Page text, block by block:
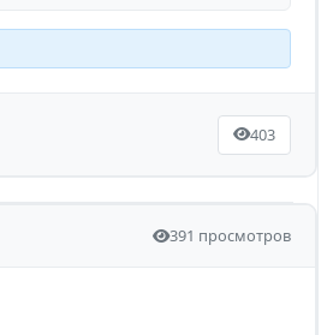
403
391 просмотров